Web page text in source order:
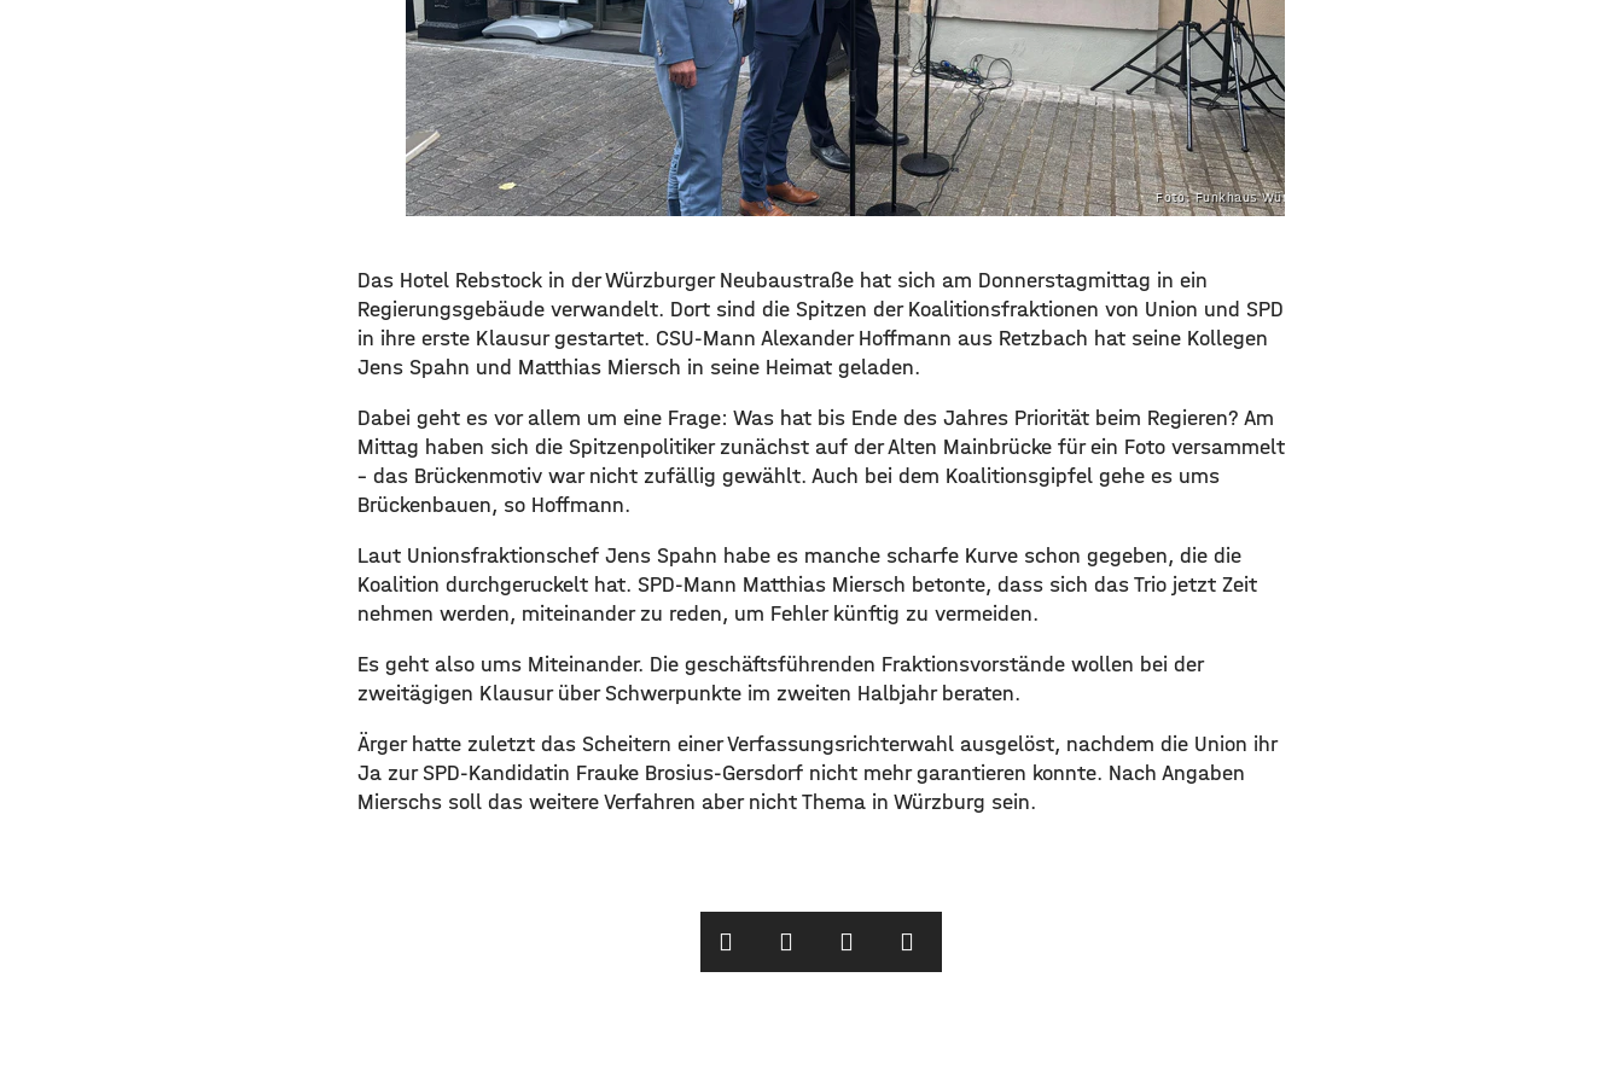
Foto: Funkhaus Würzburg
Das Hotel Rebstock in der Würzburger Neubaustraße hat sich am Donnerstagmittag in ein
Regierungsgebäude verwandelt. Dort sind die Spitzen der Koalitionsfraktionen von Union und SPD
in ihre erste Klausur gestartet. CSU-Mann Alexander Hoffmann aus Retzbach hat seine Kollegen
Jens Spahn und Matthias Miersch in seine Heimat geladen.
Dabei geht es vor allem um eine Frage: Was hat bis Ende des Jahres Priorität beim Regieren? Am
Mittag haben sich die Spitzenpolitiker zunächst auf der Alten Mainbrücke für ein Foto versammelt
– das Brückenmotiv war nicht zufällig gewählt. Auch bei dem Koalitionsgipfel gehe es ums
Brückenbauen, so Hoffmann.
Laut Unionsfraktionschef Jens Spahn habe es manche scharfe Kurve schon gegeben, die die
Koalition durchgeruckelt hat. SPD-Mann Matthias Miersch betonte, dass sich das Trio jetzt Zeit
nehmen werden, miteinander zu reden, um Fehler künftig zu vermeiden.
Es geht also ums Miteinander. Die geschäftsführenden Fraktionsvorstände wollen bei der
zweitägigen Klausur über Schwerpunkte im zweiten Halbjahr beraten.
Ärger hatte zuletzt das Scheitern einer Verfassungsrichterwahl ausgelöst, nachdem die Union ihr
Ja zur SPD-Kandidatin Frauke Brosius-Gersdorf nicht mehr garantieren konnte. Nach Angaben
Mierschs soll das weitere Verfahren aber nicht Thema in Würzburg sein.